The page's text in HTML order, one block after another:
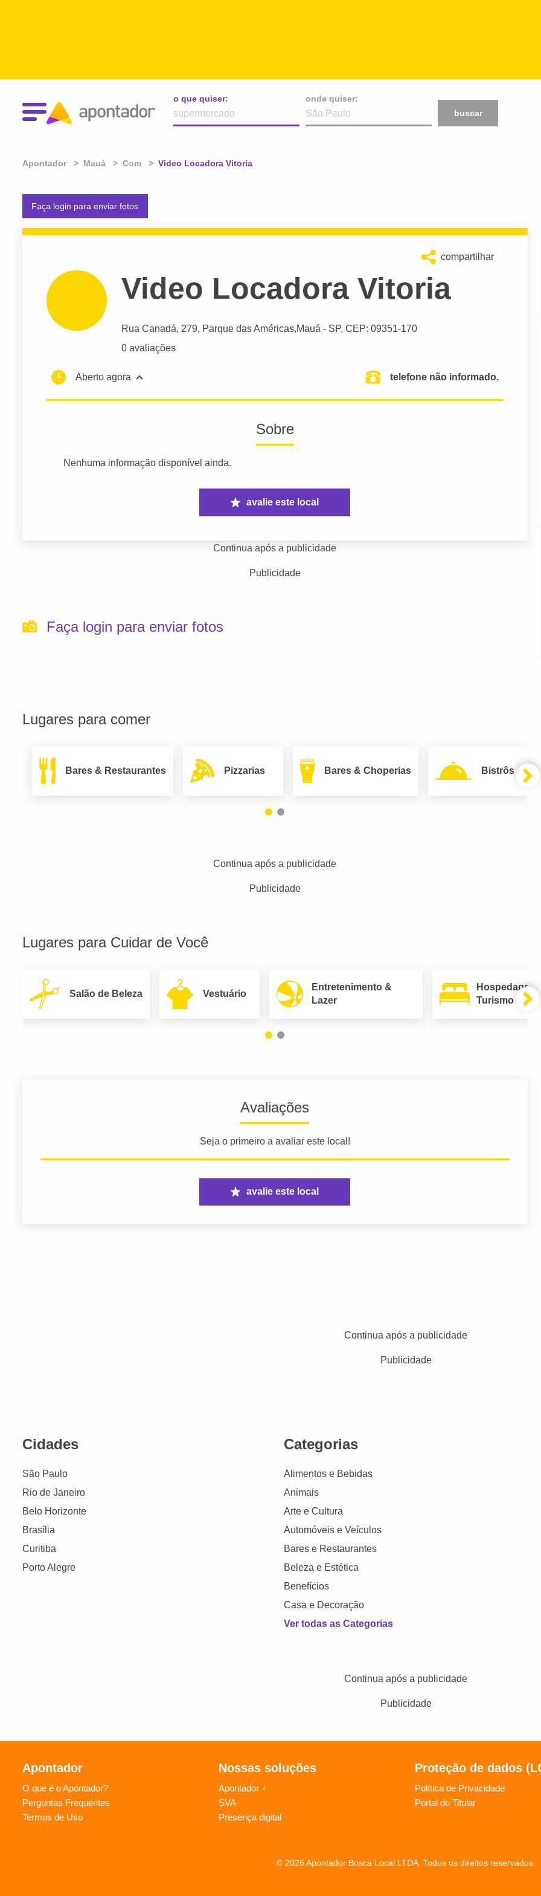
o que quiser:
onde quiser:
buscar
Apontador Mauá Com Atual:
Video Locadora Vitoria
Faça login para enviar fotos
compartilhar
Video Locadora Vitoria
Rua Canadá, 279, Parque das Américas,Mauá - SP, CEP: 09351-170
0 avaliações
Aberto agora telefone não informado.
Sobre
Nenhuma informação disponível ainda.
avalie este local
Continua após a publicidade
Publicidade
Faça login para enviar fotos
Lugares para comer
Bares & Restaurantes Pizzarias Bares & Choperias Bistrôs
Continua após a publicidade
Publicidade
Lugares para Cuidar de Você
Salão de Beleza Vestuário
Entretenimento &
Lazer
Hospedagem
Turismo
Avaliações
Seja o primeiro a avaliar este local!
avalie este local
Continua após a publicidade
Publicidade
Cidades
São Paulo
Rio de Janeiro
Belo Horizonte
Brasília
Curitiba
Porto Alegre
Categorias
Alimentos e Bebidas
Animais
Arte e Cultura
Automóveis e Veículos
Bares e Restaurantes
Beleza e Estética
Benefícios
Casa e Decoração
Ver todas as Categorias
Continua após a publicidade
Publicidade
Apontador
O que é o Apontador?
Perguntas Frequentes
Termos de Uso
Nossas soluções
Apontador +
SVA
Presença digital
Proteção de dados
Política de Privacidade
Portal do Titular
© 2026 Apontador Busca Local LTDA. Todos os direitos reservados.